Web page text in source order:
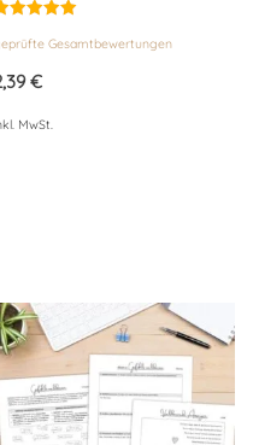
5
Gesamtbewertungen
€
MwSt.